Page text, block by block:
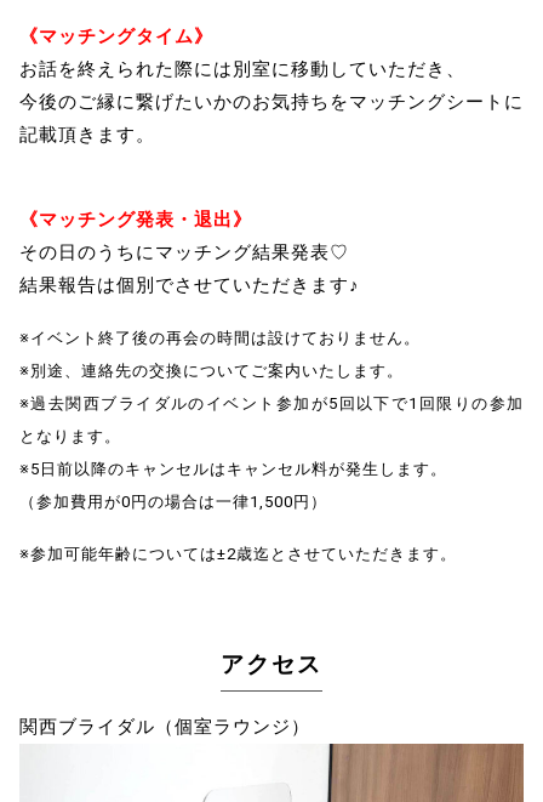
《マッチングタイム》
お話を終えられた際には別室に移動していただき、
今後のご縁に繋げたいかのお気持ちをマッチングシートに
記載頂きます。
《マッチング発表・退出》
その日のうちにマッチング結果発表♡
結果報告は個別でさせていただきます♪
※イベント終了後の再会の時間は設けておりません。
※別途、連絡先の交換についてご案内いたします。
※過去関西ブライダルのイベント参加が5回以下で1回限りの参加
となります。
※5日前以降のキャンセルはキャンセル料が発生します。
（参加費用が0円の場合は一律1,500円）
※参加可能年齢については±2歳迄とさせていただきます。
アクセス
関西ブライダル（個室ラウンジ）